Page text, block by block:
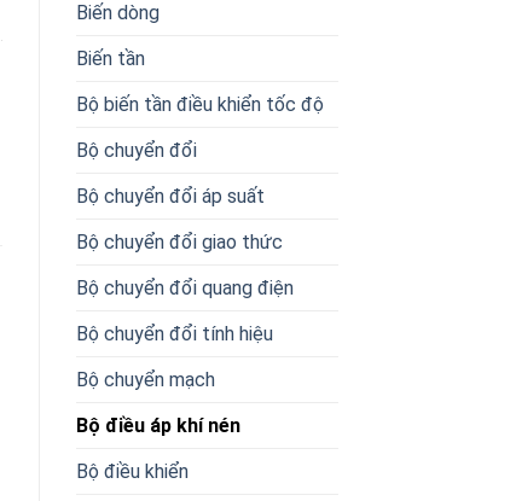
Biến dòng
Biến tần
Bộ biến tần điều khiển tốc độ
Bộ chuyển đổi
Bộ chuyển đổi áp suất
Bộ chuyển đổi giao thức
Bộ chuyển đổi quang điện
Bộ chuyển đổi tính hiệu
Bộ chuyển mạch
Bộ điều áp khí nén
Bộ điều khiển